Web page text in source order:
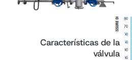
Características de la
válvula